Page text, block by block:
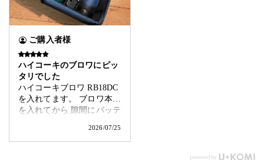
ご購入者様
ハイコーキのブロワにピッ
タリでした
ハイコーキブロワ RB18DC
を入れてます。 ブロワ本体
を入れてから 隙間にバッテ
れて 丁度の大きさでした。
充電器は入らなかったで
2026/07/25